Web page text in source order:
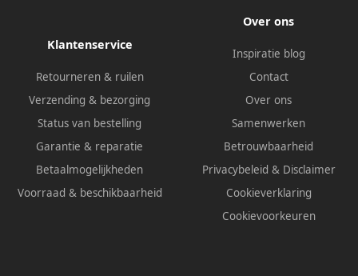
Klantenservice
Retourneren & ruilen
Verzending & bezorging
Status van bestelling
Garantie & reparatie
Betaalmogelijkheden
Voorraad & beschikbaarheid
Over ons
Inspiratie blog
Contact
Over ons
Samenwerken
Betrouwbaarheid
Privacybeleid & Disclaimer
Cookieverklaring
Cookievoorkeuren